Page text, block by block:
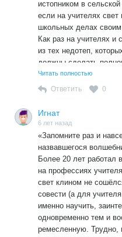
истопником в
если на учителях
школьных делах
Как раз на учителях и
из тех недотеп,
должны сделать
учителю нужны тоже
уважения со стороны
Еще раз повторяю
великий «подвиг», как
https://mel.fm/
В «НАРОДЕ»
ДЛИННЫЙ ОТПУСК
УЧИТЕЛЯ МОГУТ
УЧИТЕЛЕЙ
Не похоже ли на
не робот, он тоже
Читать полностью
Ответить 0
Игнат
6 лет назад
«Запомните раз и
назвавшегося
Более 20 лет работал
на профессиях
свет клином не
совести (а для
именно научить,
одновременно тем и
ремесленную. Трудно,